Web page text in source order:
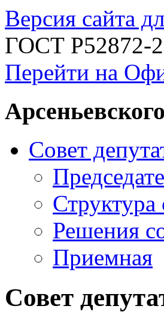
Версия сайта
ГОСТ Р52872-
Перейти на
Совет
Структура
Решения
Приемная
Совет